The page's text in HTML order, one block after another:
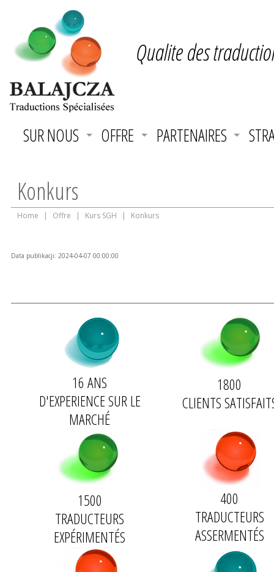
Qualite des
SUR NOUS OFFRE PARTENAIRES
Konkurs
Home | Offre | Kurs SGH | Konkurs
Data publikacji: 2024-04-07 00:00:00
16 ANS
D'EXPERIENCESUR LE
MARCHÉ
1800
CLIENTSSATISFAIT
1500
TRADUCTEURS
EXPÉRIMENTÉS
400
TRADUCTEURS
ASSERMENTÉS